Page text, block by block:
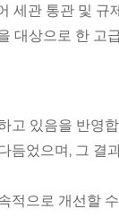
세관 통관 및 규
대상으로 한 고
고 있음을 반영
듬었으며, 그 결
적으로 개선할